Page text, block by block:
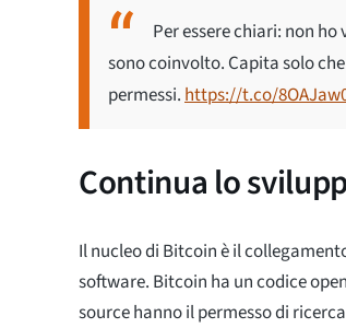
Per essere chiari: non
sono coinvolto. Capita solo
permessi.https://t.co/
Continua lo
Il nucleo di Bitcoin è il
software. Bitcoin ha un codice
source hanno il permesso di